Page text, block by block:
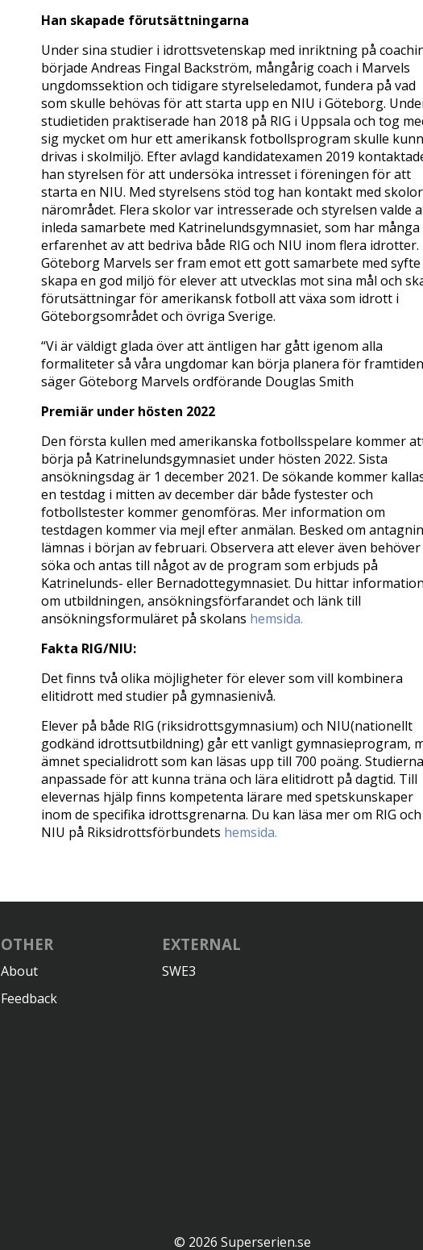
Han skapade förutsättningarna
Under sina studier i idrottsvetenskap med inriktning på
började Andreas Fingal Backström, mångårig coach i Marvels
ungdomssektion och tidigare styrelseledamot, fundera på vad
som skulle behövas för att starta upp en NIU i Göteborg.
studietiden praktiserade han 2018 på RIG i Uppsala och tog
sig mycket om hur ett amerikansk fotbollsprogram skulle
drivas i skolmiljö. Efter avlagd kandidatexamen 2019
han styrelsen för att undersöka intresset i föreningen för att
starta en NIU. Med styrelsens stöd tog han kontakt med
närområdet. Flera skolor var intresserade och styrelsen valde
inleda samarbete med Katrinelundsgymnasiet, som har många
erfarenhet av att bedriva både RIG och NIU inom flera idrotter.
Göteborg Marvels ser fram emot ett gott samarbete med
skapa en god miljö för elever att utvecklas mot sina mål och
förutsättningar för amerikansk fotboll att växa som idrott i
Göteborgsområdet och övriga Sverige.
“Vi är väldigt glada över att äntligen har gått igenom alla
formaliteter så våra ungdomar kan börja planera för
säger Göteborg Marvels ordförande Douglas Smith
Premiär under hösten 2022
Den första kullen med amerikanska fotbollsspelare kommer
börja på Katrinelundsgymnasiet under hösten 2022. Sista
ansökningsdag är 1 december 2021. De sökande kommer
en testdag i mitten av december där både fystester och
fotbollstester kommer genomföras. Mer information om
testdagen kommer via mejl efter anmälan. Besked om
lämnas i början av februari. Observera att elever även behöver
söka och antas till något av de program som erbjuds på
Katrinelunds- eller Bernadottegymnasiet. Du hittar information
om utbildningen, ansökningsförfarandet och länk till
ansökningsformuläret på skolans hemsida.
Fakta RIG/NIU:
Det finns två olika möjligheter för elever som vill kombinera
elitidrott med studier på gymnasienivå.
Elever på både RIG (riksidrottsgymnasium) och NIU(nationellt
godkänd idrottsutbildning) går ett vanligt gymnasieprogram,
ämnet specialidrott som kan läsas upp till 700 poäng.
anpassade för att kunna träna och lära elitidrott på dagtid. Till
elevernas hjälp finns kompetenta lärare med spetskunskaper
inom de specifika idrottsgrenarna. Du kan läsa mer om RIG och
NIU på Riksidrottsförbundets hemsida.
OTHER
About
Feedback
EXTERNAL
SWE3
© 2026 Superserien.se